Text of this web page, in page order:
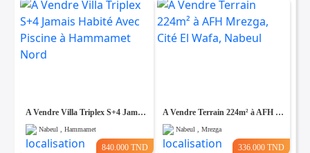
A Vendre Villa Triplex S+4 Jamais Habité Avec Piscine à Hammamet Nord
Nabeul , Hammamet
840.000 TND
A Vendre Terrain 224m² à AFH Mrezga, Cité El Wafa, Nabeul
Nabeul , Mrezga
336.000 TND